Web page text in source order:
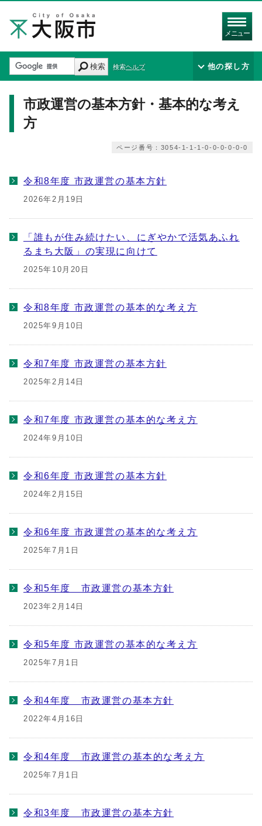
メニュー
検索 検索ヘルプ 他の探し方
市政運営の基本方針・基本的な考え
方
ページ番号：3054-1-1-1-0-0-0-0-0-0
令和8年度 市政運営の基本方針
2026年2月19日
「誰もが住み続けたい、にぎやかで活気あふれ
るまち大阪」の実現に向けて
2025年10月20日
令和8年度 市政運営の基本的な考え方
2025年9月10日
令和7年度 市政運営の基本方針
2025年2月14日
令和7年度 市政運営の基本的な考え方
2024年9月10日
令和6年度 市政運営の基本方針
2024年2月15日
令和6年度 市政運営の基本的な考え方
2025年7月1日
令和5年度 市政運営の基本方針
2023年2月14日
令和5年度 市政運営の基本的な考え方
2025年7月1日
令和4年度 市政運営の基本方針
2022年4月16日
令和4年度 市政運営の基本的な考え方
2025年7月1日
令和3年度 市政運営の基本方針